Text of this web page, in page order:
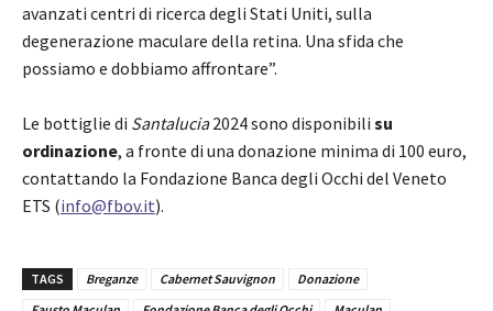
avanzati centri di ricerca degli Stati Uniti, sulla
degenerazione maculare della retina. Una sfida che
possiamo e dobbiamo affrontare”.
​Le bottiglie di Santalucia2024 sono disponibili su
ordinazione, a fronte di una donazione minima di 100 euro,
contattando la Fondazione Banca degli Occhi del Veneto
ETS (info@fbov.it).
TAGS Breganze Cabernet Sauvignon
Donazione